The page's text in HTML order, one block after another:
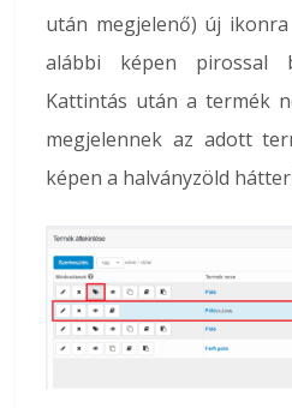
után megjelenő) új
alábbi képen pirossal
Kattintás után a termék
megjelennek az adott
képen a halványzöld